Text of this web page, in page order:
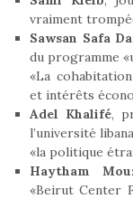
vraiment
Sawsan Safa
du programme
«La
et intérêts
Adel Khalifé,
l’université
«la politique
Haytham
«Beirut Center